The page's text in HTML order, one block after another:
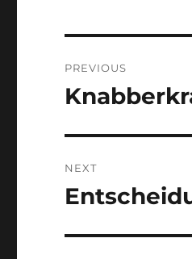
navigation
PREVIOUS
Previous
NEXT
Next